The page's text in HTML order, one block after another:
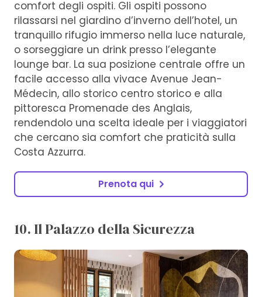
comfort degli ospiti. Gli ospiti possono
rilassarsi nel giardino d’inverno dell’hotel, un
tranquillo rifugio immerso nella luce naturale,
o sorseggiare un drink presso l’elegante
lounge bar. La sua posizione centrale offre un
facile accesso alla vivace Avenue Jean-
Médecin, allo storico centro storico e alla
pittoresca Promenade des Anglais,
rendendolo una scelta ideale per i viaggiatori
che cercano sia comfort che praticità sulla
Costa Azzurra.
Prenota qui
10. Il Palazzo della Sicurezza